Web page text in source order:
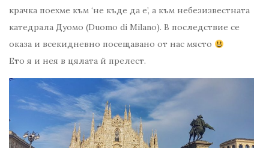
крачка поехме към ‘не къде да е’, а към небезизвестната
катедрала Дуомо (Duomo di Milano). В последствие се
оказа и всекидневно посещавано от нас място
Ето я и нея в цялата й прелест.